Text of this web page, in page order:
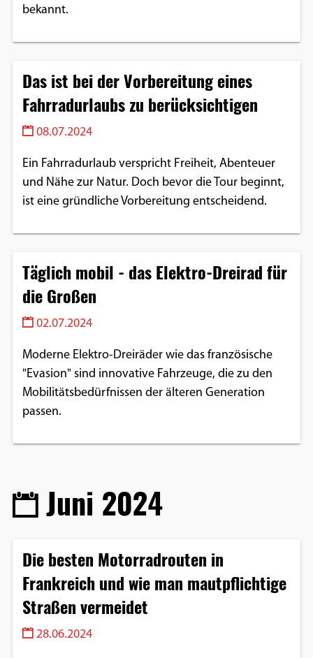
bekannt.
Das ist bei der Vorbereitung eines
Fahrradurlaubs zu berücksichtigen
08.07.2024
Ein Fahrradurlaub verspricht Freiheit, Abenteuer
und Nähe zur Natur. Doch bevor die Tour beginnt,
ist eine gründliche Vorbereitung entscheidend.
Täglich mobil - das Elektro-Dreirad für
die Großen
02.07.2024
Moderne Elektro-Dreiräder wie das französische
"Evasion" sind innovative Fahrzeuge, die zu den
Mobilitätsbedürfnissen der älteren Generation
passen.
Juni 2024
Die besten Motorradrouten in
Frankreich und wie man mautpflichtige
Straßen vermeidet
28.06.2024